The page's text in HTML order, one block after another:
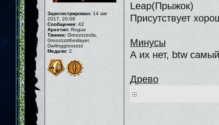
Зарегистрирован: 14 авг
2017, 20:06
Сообщения: 42
Архетип: Rogue
Твинки: Groozzzzufa,
Groozzzztheslayer,
Darlinggroozzzz
Медали: 2
Leap(Прыжок)
Присутствует
Минусы
А их нет, btw
Древо